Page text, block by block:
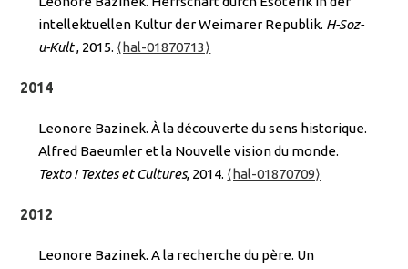
intellektuellen Kultur der Weimarer Republik. H-Soz-
u-Kult, 2015. ⟨hal-01870713⟩
2014
Leonore Bazinek. À la découverte du sens historique.
Alfred Baeumler et la Nouvelle vision du monde.
Texto ! Textes et Cultures, 2014. ⟨hal-01870709⟩
2012
Leonore Bazinek. A la recherche du père. Un